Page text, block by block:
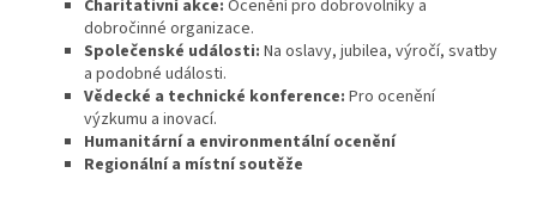
Charitativní akce: Ocenění pro dobrovolníky a
dobročinné organizace.
Společenské události: Na oslavy, jubilea, výročí, svatby
a podobné události.
Vědecké a technické konference: Pro ocenění
výzkumu a inovací.
Humanitární a environmentální ocenění
Regionální a místní soutěže